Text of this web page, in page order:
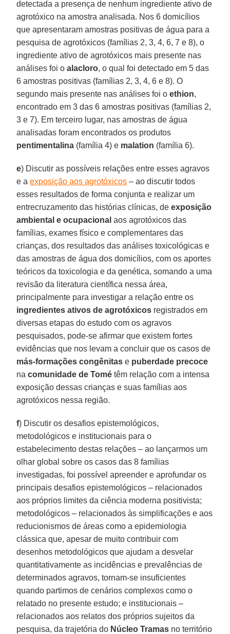
detectada a presença de nenhum ingrediente ativo de
agrotóxico na amostra analisada. Nos 6 domicílios
que apresentaram amostras positivas de água para a
pesquisa de agrotóxicos (famílias 2, 3, 4, 6, 7 e 8), o
ingrediente ativo de agrotóxicos mais presente nas
análises foi oalacloro, o qual foi detectado em 5 das
6 amostras positivas (famílias 2, 3, 4, 6 e 8). O
segundo mais presente nas análises foi oethion,
encontrado em 3 das 6 amostras positivas (famílias 2,
3 e 7). Em terceiro lugar, nas amostras de água
analisadas foram encontrados os produtos
pentimentalina (família 4) e malation (família 6).
e) Discutir as possíveis relações entre esses agravos
e aexposição aos agrotóxicos – ao discutir todos
esses resultados de forma conjunta e realizar um
entrecruzamento das histórias clínicas, deexposição
ambiental e ocupacional aos agrotóxicos das
famílias, exames físico e complementares das
crianças, dos resultados das análises toxicológicas e
das amostras de água dos domicílios, com os aportes
teóricos da toxicologia e da genética, somando a uma
revisão da literatura científica nessa área,
principalmente para investigar a relação entre os
ingredientes ativos de agrotóxicos registrados em
diversas etapas do estudo com os agravos
pesquisados, pode-se afirmar que existem fortes
evidências que nos levam a concluir que os casos de
más-formações congênitas e puberdade precoce
nacomunidade de Tomé têm relação com a intensa
exposição dessas crianças e suas famílias aos
agrotóxicos nessa região.
f) Discutir os desafios epistemológicos,
metodológicos e institucionais para o
estabelecimento destas relações – ao lançarmos um
olhar global sobre os casos das 8 famílias
investigadas, foi possível apreender e aprofundar os
principais desafios epistemológicos – relacionados
aos próprios limites da ciência moderna positivista;
metodológicos – relacionados às simplificações e aos
reducionismos de áreas como a epidemiologia
clássica que, apesar de muito contribuir com
desenhos metodológicos que ajudam a desvelar
quantitativamente as incidências e prevalências de
determinados agravos, tornam-se insuficientes
quando partimos de cenários complexos como o
relatado no presente estudo; e institucionais –
relacionados aos relatos dos próprios sujeitos da
pesquisa, da trajetória do Núcleo Tramas no território